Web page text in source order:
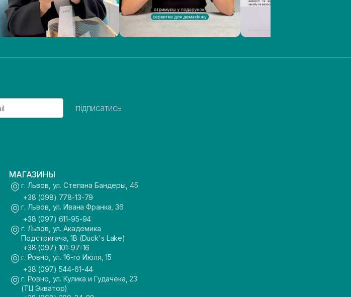
підписатись
МАГАЗИНЫ
г. Львов, ул. Степана Бандеры, 45
+38 (098) 778-13-79
г. Львов, ул. Ивана Франка, 36
+38 (097) 611-95-94
г. Львов, ул. Академика
Подстригача, 1В (Duck's Lake)
+38 (097) 101-97-16
г. Ровно, ул. 16-го Июля, 15
+38 (097) 544-61-44
г. Ровно, ул. Кулика и Гудачека, 23
(ТЦ Экватор)